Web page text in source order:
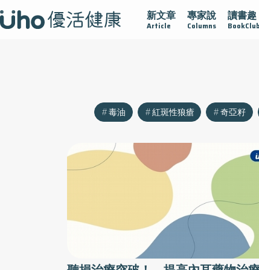
新文章
Article
專家說
Columns
讀書趣
BookClub
醫學 愛的未來視 認識攝護腺肥大 守護骨骼健康
毒油 紅斑性狼瘡 奇亞籽